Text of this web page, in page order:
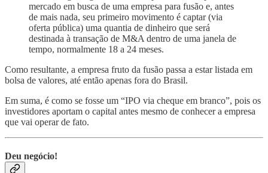
mercado em busca de uma empresa para fusão e, antes
de mais nada, seu primeiro movimento é captar (via
oferta pública) uma quantia de dinheiro que será
destinada à transação de M&A dentro de uma janela de
tempo, normalmente 18 a 24 meses.
Como resultante, a empresa fruto da fusão passa a estar listada em
bolsa de valores, até então apenas fora do Brasil.
Em suma, é como se fosse um “IPO via cheque em branco”, pois os
investidores aportam o capital antes mesmo de conhecer a empresa
que vai operar de fato.
Deu negócio!